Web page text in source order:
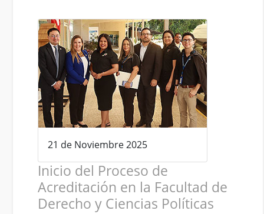
21 de Noviembre 2025
Inicio del Proceso de
Acreditación en la Facultad de
Derecho y Ciencias Políticas